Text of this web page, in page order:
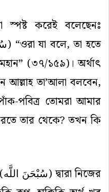
স্পষ্ট করেই বলেছেনঃ
) “ওরা যা বলে, তা হতে
(৩৭/১৫৯)। অর্থাৎ
আল্লাহ তা’আলা বলবেন,
পবিত্র তোমরা আমার
তার থেকে? তখন কি
سُبْحَنَ اللَّه) দ্বারা নিজের